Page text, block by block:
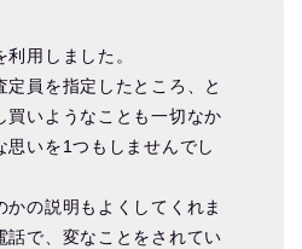
用しました。
員を指定したところ、と
買いようなことも一切なか
思いを1つもしませんでし
かの説明もよくしてくれま
話で、変なことをされてい